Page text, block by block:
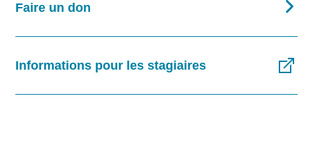
Faire un don
Informations pour les stagiaires